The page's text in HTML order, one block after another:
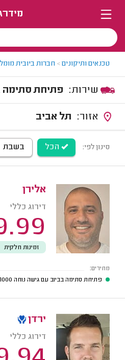
טכנאים ותיקונים> חברות ביובית
פתיחת סתימה
תל אביב
סינון לפי: הכל בשבת
אלירן
דירוג כללי
זמינות חלקית
מחירים:
פתיחת סתימה בביוב עם גישה נוחה 1000 - 800
ירדן
דירוג כללי